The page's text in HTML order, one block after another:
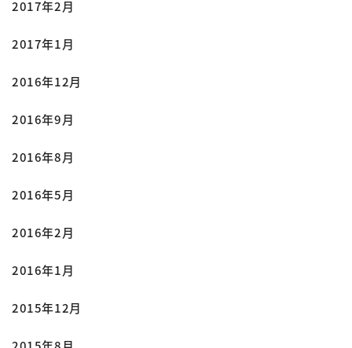
2017年2月
2017年1月
2016年12月
2016年9月
2016年8月
2016年5月
2016年2月
2016年1月
2015年12月